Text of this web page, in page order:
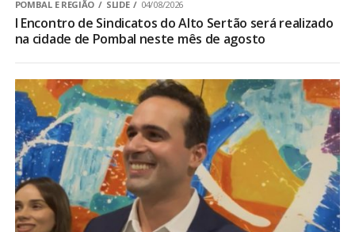
POMBAL E REGIÃO SLIDE 04/08/2026
I Encontro de Sindicatos do Alto Sertão será realizado
na cidade de Pombal neste mês de agosto